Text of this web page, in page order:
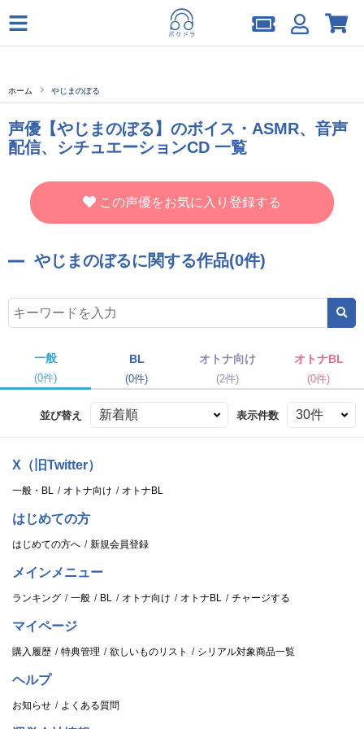
ホーム やじまのぼる
声優【やじまのぼる】のボイス・ASMR、音声
配信、シチュエーションCD 一覧
この声優をお気に入り登録する
やじまのぼるに関する作品(0件)
一般
(0件)
BL
(0件)
オトナ向け
(2件)
オトナBL
(0件)
並び替え 表示件数
X（旧Twitter）
一般・BL オトナ向け オトナBL
はじめての方
はじめての方へ 新規会員登録
メインメニュー
ランキング 一般 BL オトナ向け オトナBL チャージする
マイページ
購入履歴 特典管理 欲しいものリスト シリアル対象商品一覧
ヘルプ
お知らせ よくある質問